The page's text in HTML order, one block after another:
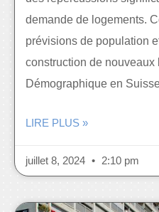
demande de logements.
prévisions de population
construction de
Démographique en
LIRE PLUS »
juillet 8, 2024 2:10 pm